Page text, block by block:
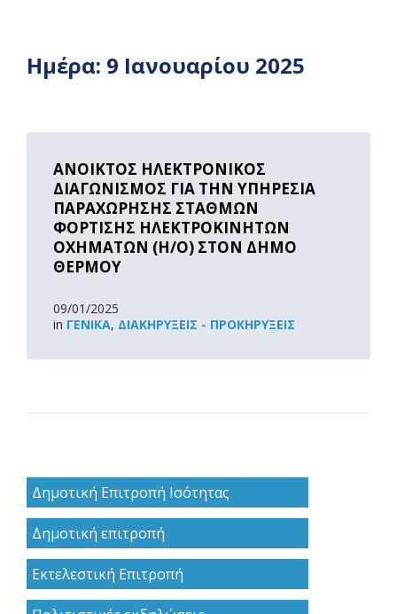
Ημέρα: 9 Ιανουαρίου 2025
ΑΝΟΙΚΤΟΣ ΗΛΕΚΤΡΟΝΙΚΟΣ
ΔΙΑΓΩΝΙΣΜΟΣ ΓΙΑ ΤΗΝ ΥΠΗΡΕΣΙΑ
ΠΑΡΑΧΩΡΗΣΗΣ ΣΤΑΘΜΩΝ
ΦΟΡΤΙΣΗΣ ΗΛΕΚΤΡΟΚΙΝΗΤΩΝ
ΟΧΗΜΑΤΩΝ (Η/Ο) ΣΤΟΝ ΔΗΜΟ
ΘΕΡΜΟΥ
09/01/2025
in ΓΕΝΙΚΆ, ΔΙΑΚΗΡΎΞΕΙΣ - ΠΡΟΚΗΡΎΞΕΙΣ
Read
Δημοτική Επιτροπή Ισότητας
Δημοτική επιτροπή
Εκτελεστική Επιτροπή